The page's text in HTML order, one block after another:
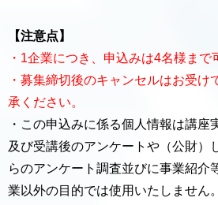
【注意点】
・1企業につき、申込みは4名様まで
・募集締切後のキャンセルはお受け
承ください。
・この申込みに係る個人情報は講座
及び受講後のアンケートや（公財）
らのアンケート調査並びに事業紹介
業以外の目的では使用いたしません。